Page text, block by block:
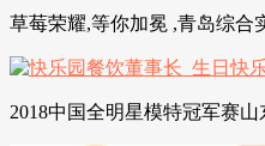
草莓荣耀,等你加冕 ,青岛综合
2018中国全明星模特冠军赛